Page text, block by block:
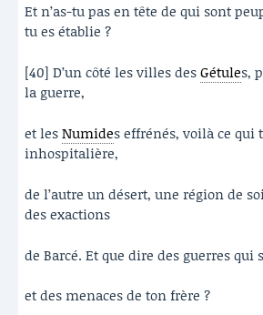
Et n’as-tu pas en tête de qui sont
tu es établie ?
[40] D’un côté les villes desGétules,
la guerre,
et lesNumides effrénés, voilà ce qui
inhospitalière,
de l’autre un désert, une région de
des exactions
de Barcé. Et que dire des guerres qui
et des menaces de ton frère ?